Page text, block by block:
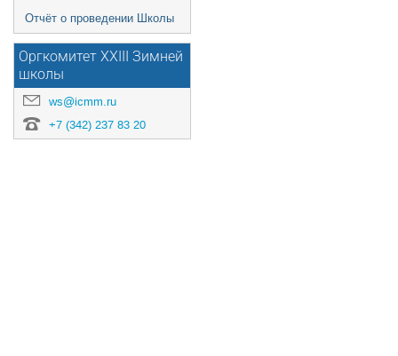
Отчёт о проведении Школы
Оргкомитет XXIII Зимней
школы
ws@icmm.ru
+7 (342) 237 83 20